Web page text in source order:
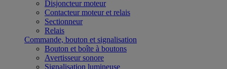
Disjoncteur moteur
Contacteur moteur et relais
Sectionneur
Relais
Commande, bouton et signalisation
Bouton et boîte à boutons
Avertisseur sonore
Signalisation lumineuse